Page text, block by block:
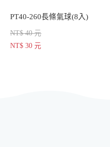
PT40-260長條氣球(8入)
NT$ 40 元
NT$ 30 元